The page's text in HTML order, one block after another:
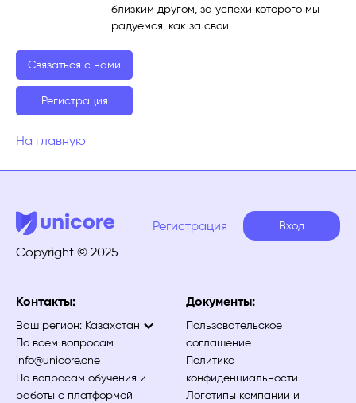
близким другом, за успехи которого мы
радуемся, как за свои.
Связаться с нами
Регистрация
На главную
Copyright © 2025
Регистрация Вход
Контакты:
Ваш регион: Казахстан
По всем вопросам
info@unicore.one
По вопросам обучения и
работы с платформой
Документы:
Пользовательское
соглашение
Политика
конфиденциальности
Логотипы компании и